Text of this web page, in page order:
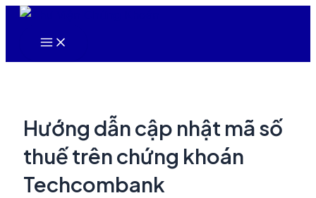
Nhảy
Main
Hướng dẫn cập nhật mã số
thuế trên chứng khoán
Techcombank